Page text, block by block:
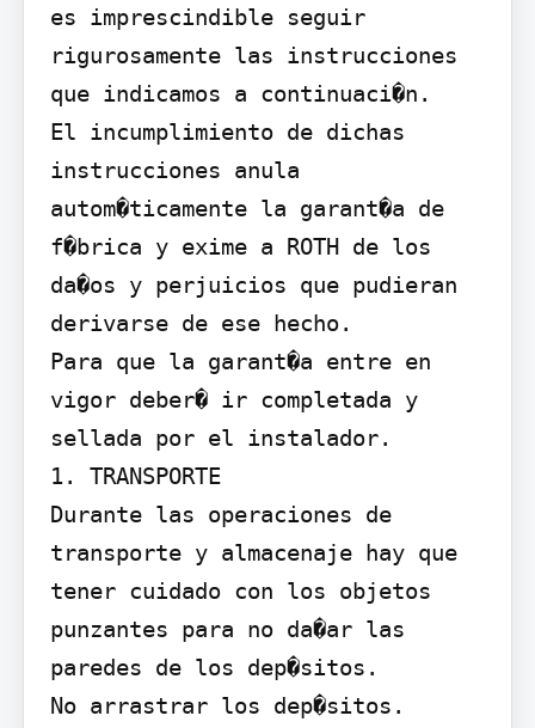
es imprescindible seguir
rigurosamente las instrucciones
que indicamos a continuaci�n.
El incumplimiento de dichas
instrucciones anula
autom�ticamente la garant�a de
f�brica y exime a ROTH de los
da�os y perjuicios que pudieran
derivarse de ese hecho.
Para que la garant�a entre en
vigor deber� ir completada y
sellada por el instalador.
1. TRANSPORTE
Durante las operaciones de
transporte y almacenaje hay que
tener cuidado con los objetos
punzantes para no da�ar las
paredes de los dep�sitos.
No arrastrar los dep�sitos.